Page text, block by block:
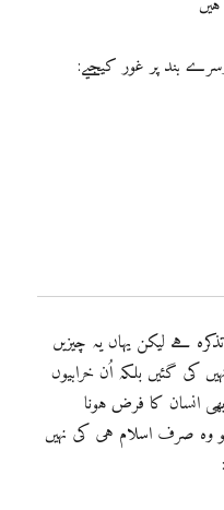
بند پر غور کیجیے:
ہے لیکن یہاں یہ چیزیں
گئیں بلکہ اُن خرابیوں
انسان کا فرض ہونا
وہ صرف اسلام ہی کی نہیں